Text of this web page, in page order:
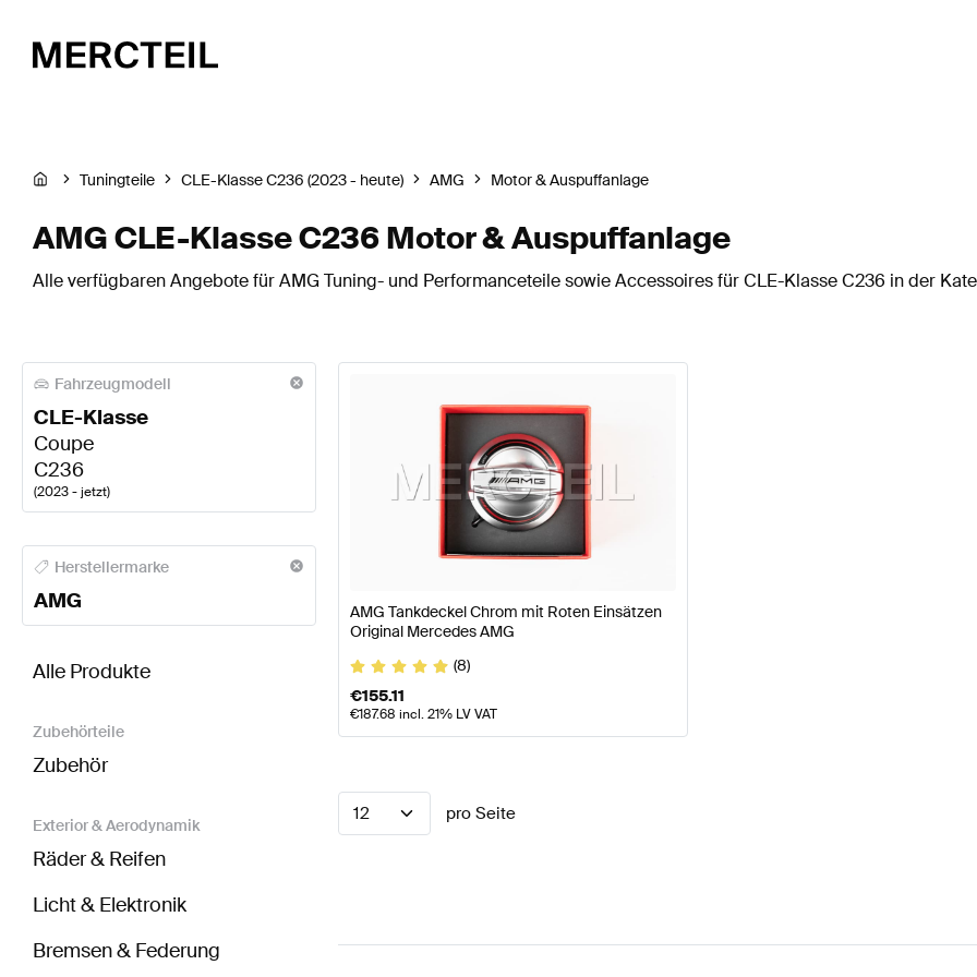
Tuningteile CLE-Klasse C236 (2023 - heute) AMG Motor & Auspuffanlage
AMG CLE-Klasse C236 Motor & Auspuffanlage
Alle verfügbaren Angebote für AMG Tuning- und Performanceteile sowie Accessoires für CLE-Klasse C236 in der
Fahrzeugmodell
CLE-Klasse
Coupe
C236
(2023 - jetzt)
AMG A-Klasse Motor & Auspuffanlage AMG A-Klasse W177 Modellpflege Motor & Auspuffanlage
Herstellermarke
AMG
BRABUS CLE-Klasse C236 Motor & Auspuffanlage
Alle Produkte
Zubehörteile
Zubehör
Exterior & Aerodynamik
Räder & Reifen
Licht & Elektronik
Bremsen & Federung
AMG Tankdeckel Chrom mit Roten Einsätzen
Original Mercedes AMG
(8)
€155.11
€187.68 incl. 21% LV VAT
12 pro Seite